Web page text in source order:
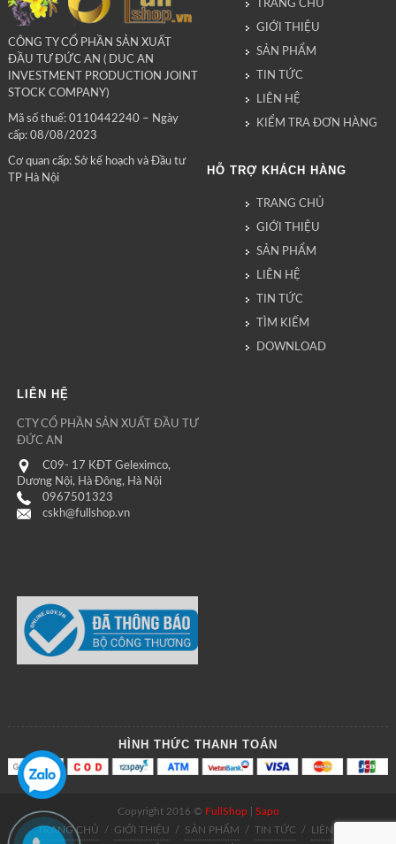
CÔNG TY CỔ PHẦN SẢN XUẤT
ĐẦU TƯ ĐỨC AN ( DUC AN
INVESTMENT PRODUCTION JOINT
STOCK COMPANY)
Mã số thuế: 0110442240 – Ngày
cấp: 08/08/2023
Cơ quan cấp: Sở kế hoạch và Đầu tư
TP Hà Nội
TRANG CHỦ
GIỚI THIỆU
SẢN PHẨM
TIN TỨC
LIÊN HỆ
KIỂM TRA ĐƠN HÀNG
HỖ TRỢ KHÁCH HÀNG
TRANG CHỦ
GIỚI THIỆU
SẢN PHẨM
LIÊN HỆ
TIN TỨC
TÌM KIẾM
DOWNLOAD
LIÊN HỆ
CTY CỔ PHẦN SẢN XUẤT ĐẦU TƯ
ĐỨC AN
C09- 17 KĐT Geleximco,
Dương Nội, Hà Đông, Hà Nội
0967501323
cskh@fullshop.vn
HÌNH THỨC THANH TOÁN
Copyright 2016 © FullShop| Sapo
TRANG CHỦ
/ GIỚI THIỆU / SẢN PHẨM / TIN TỨC / LIÊN HỆ